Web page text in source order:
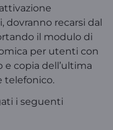
dovranno recarsi dal
il modulo di
per utenti con
e copia dell’ultima
telefonico.
i seguenti